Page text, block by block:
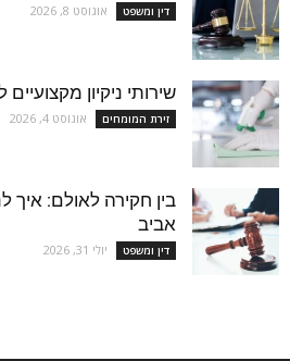
דין ומשפט אוגוסט 8, 2026
שירותי ניקיון
זירת המומחים אוגוסט 4, 2026
בין חקירה לאולם: איך
אביב
דין ומשפט יולי 31, 2026